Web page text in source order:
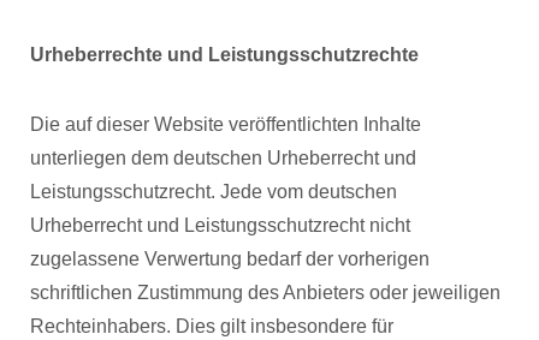
Urheberrechte und Leistungsschutzrechte
Die auf dieser Website veröffentlichten Inhalte
unterliegen dem deutschen Urheberrecht und
Leistungsschutzrecht. Jede vom deutschen
Urheberrecht und Leistungsschutzrecht nicht
zugelassene Verwertung bedarf der vorherigen
schriftlichen Zustimmung des Anbieters oder jeweiligen
Rechteinhabers. Dies gilt insbesondere für